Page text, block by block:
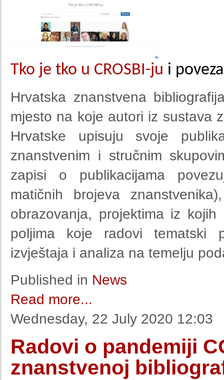
Tko je tko u CROSBI-ju i
Hrvatska znanstvena
mjesto na koje autori iz sustava
Hrvatske upisuju svoje
znanstvenim i stručnim
zapisi o publikacijama
matičnih brojeva
obrazovanja, projektima iz
poljima koje radovi tematski
izvještaja i analiza na temelju
Published in News
Read more...
Wednesday, 22 July 2020 12:03
Radovi o pandemiji
znanstvenoj